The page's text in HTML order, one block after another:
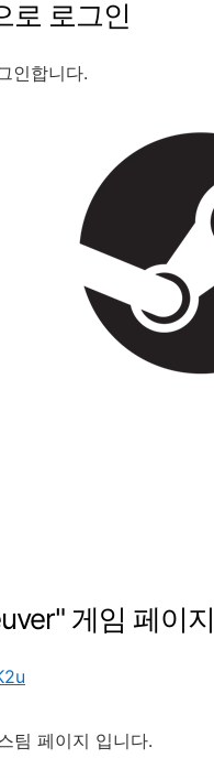
로 로그인
인합니다.
" 게임 페이지
팀 페이지 입니다.